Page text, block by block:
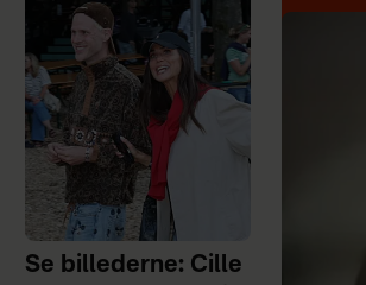
Se billederne: Cille